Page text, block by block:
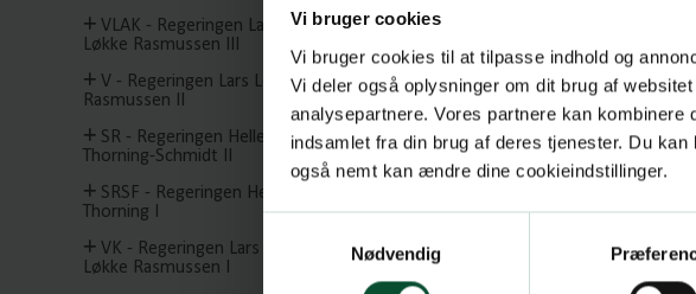
Vi bruger cookies
Vi bruger cookies til at tilpasse indhold og
Vi deler også oplysninger om dit brug af
analysepartnere. Vores partnere kan
indsamlet fra din brug af deres tjenester. Du
også nemt kan ændre dine cookieindstillinger.
Nødvendig
Løkke Rasmussen III
Rasmussen II
Thorning-Schmidt II
Thorning I
Løkke Rasmussen I